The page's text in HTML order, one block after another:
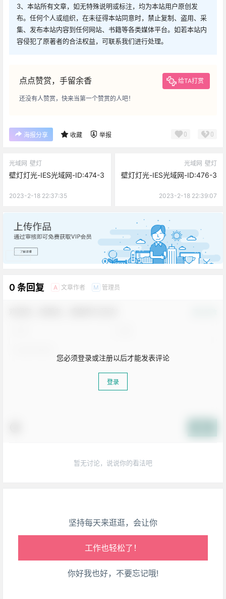
3、本站所有文章，如无特殊说明或标注，均为本站用户原创发
布。任何个人或组织，在未征得本站同意时，禁止复制、盗用、采
集、发布本站内容到任何网站、书籍等各类媒体平台。如若本站内
容侵犯了原著者的合法权益，可联系我们进行处理。
点点赞赏，手留余香 给TA打赏
还没有人赞赏，快来当第一个赞赏的人吧！
海报分享 收藏 举报 0 0
光域网 壁灯
壁灯灯光-IES光域网-ID:474-3
2023-2-18 22:37:35
光域网 壁灯
壁灯灯光-IES光域网-ID:476-3
2023-2-18 22:39:07
广告
0 条回复 A 文章作者 M 管理员
您必须登录或注册以后才能发表评论
登录
暂无讨论，说说你的看法吧
坚持每天来逛逛，会让你
腰也不酸了！
工作也轻松了！
你好我也好，不要忘记哦!